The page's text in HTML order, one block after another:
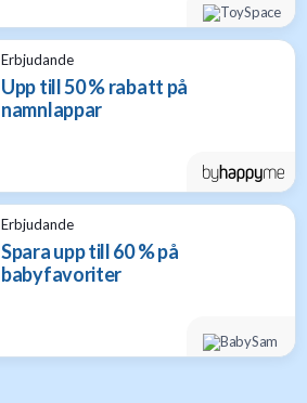
Erbjudande
Upp till 50 % rabatt på
namnlappar
Erbjudande
Spara upp till 60 % på
babyfavoriter